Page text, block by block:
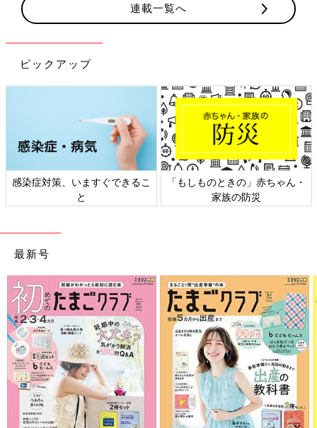
子どもが嫌がる歯磨き。まずは「イー」の口をまねさせるのが松陰寺流。
――『M-1グランプリ2019』出場後は、ぺこぱの漫才にちなんだ
育児ではどう応用していますか？
なと思っていたんですが、実際には泣きまねしている娘に対し、
「涙出てへんやないか」とか、普通にツッコんでいます（笑）。
僕自身、家にいる時間が限られているので、ポジティブに変換し
ないといけないほど、育児をしんどいと思っていない、というの
もあるのかもしれませんが。
ただ実際の育児で子どもを全肯定するのは難しいですよね。歯磨
きがイヤと言う子に「磨かなくてもいいだろう」とは言えませ
ん。
連載一覧へ
ピックアップ
感染症対策、いますぐできるこ
と
「もしものときの」赤ちゃん・
家族の防災
最新号